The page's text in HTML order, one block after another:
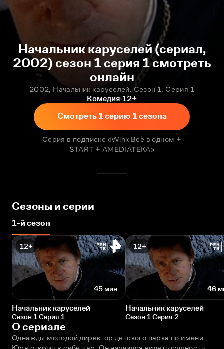
Начальник каруселей (сериал,
2002) сезон 1 серия 1 смотреть
онлайн
2002, Начальник каруселей. Сезон 1. Серия 1
Комедия 12+
Смотреть 1 серию 1 сезона
Серия в подписке «Wink Всё в одном +
START + AMEDIATEKA»
Сезоны и серии
1-й сезон
12+
45 мин
Начальник каруселей
Сезон 1 Серия 1
12+
46
Начальник каруселей
Сезон 1 Серия 2
О сериале
Однажды молодой директор детского парка по имени